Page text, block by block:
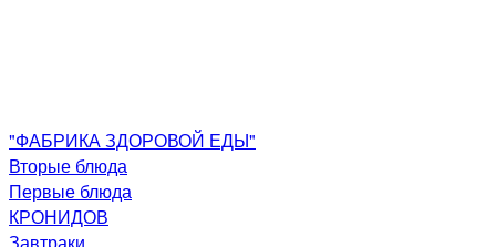
"ФАБРИКА ЗДОРОВОЙ ЕДЫ"
Вторые блюда
Первые блюда
КРОНИДОВ